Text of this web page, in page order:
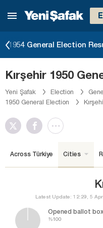
1954 General Election
Kırşehir 1950
Yeni Şafak Election
1950 General Election
Across Türkiye Cities
Latest Update: 12:29, 5
Opened ballot
%100